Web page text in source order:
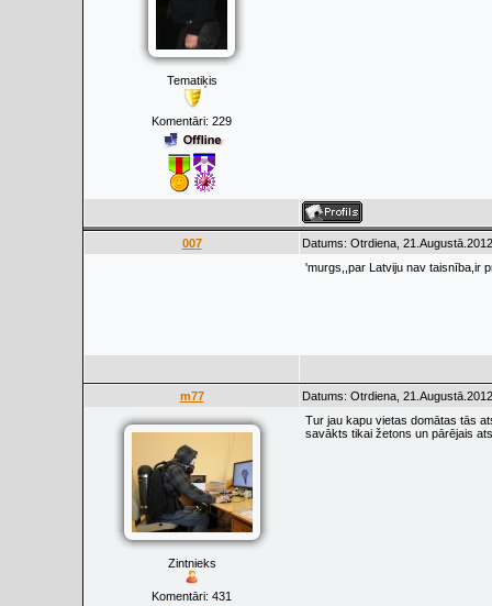
Tematiķis
Komentāri: 229
007
Datums: Otrdiena,
'murgs,,par Latviju nav taisnība,ir
m77 Datums: Otrdiena,
Zintnieks
Komentāri: 431
Tur jau kapu vietas domātas tās
savākts tikai žetons un pārējais